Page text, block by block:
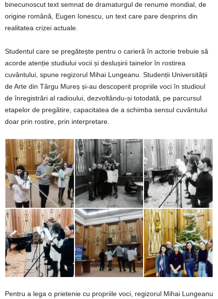
binecunoscut text semnat de dramaturgul de renume mondial, de
origine română, Eugen Ionescu, un text care pare desprins din
realitatea crizei actuale.
Studentul care se pregătește pentru o carieră în actorie trebuie să
acorde atenție studiului vocii și deslușirii tainelor în rostirea
cuvântului, spune regizorul Mihai Lungeanu. Studenții Universității
de Arte din Târgu Mureș și-au descoperit propriile voci în studioul
de înregistrări al radioului, dezvoltându-și totodată, pe parcursul
etapelor de pregătire, capacitatea de a schimba sensul cuvântului
doar prin rostire, prin interpretare.
Pentru a lega o prietenie cu propriile voci, regizorul Mihai Lungeanu